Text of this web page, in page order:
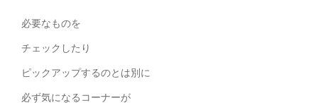
必要なものを
チェックしたり
ピックアップするのとは別に
必ず気になるコーナーが